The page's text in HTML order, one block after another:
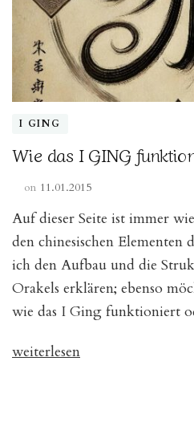
I GING
Wie das I GING
on 11.01.2015
Auf dieser Seite ist immer
den chinesischen Elementen
ich den Aufbau und die
Orakels erklären; ebenso
wie das I Ging funktioniert
„Wie
weiterlesen